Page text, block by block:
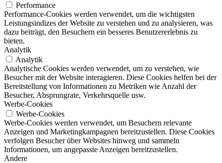
Performance
Performance-Cookies werden verwendet, um die wichtigsten
Leistungsindizes der Website zu verstehen und zu analysieren, was
dazu beiträgt, den Besuchern ein besseres Benutzererlebnis zu
bieten.
Analytik
Analytik
Analytische Cookies werden verwendet, um zu verstehen, wie
Besucher mit der Website interagieren. Diese Cookies helfen bei der
Bereitstellung von Informationen zu Metriken wie Anzahl der
Besucher, Absprungrate, Verkehrsquelle usw.
Werbe-Cookies
Werbe-Cookies
Werbe-Cookies werden verwendet, um Besuchern relevante
Anzeigen und Marketingkampagnen bereitzustellen. Diese Cookies
verfolgen Besucher über Websites hinweg und sammeln
Informationen, um angepasste Anzeigen bereitzustellen.
Andere